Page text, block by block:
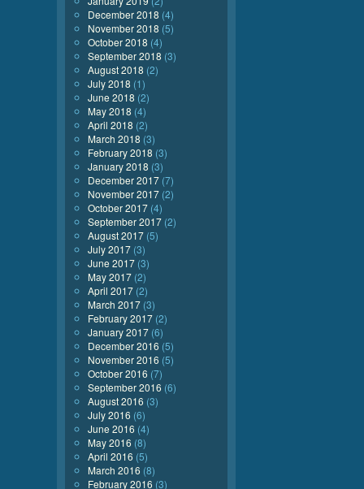
December 2018 (4)
November 2018 (5)
October 2018 (4)
September 2018 (3)
August 2018 (2)
July 2018 (1)
June 2018 (2)
May 2018 (4)
April 2018 (2)
March 2018 (3)
February 2018 (3)
January 2018 (3)
December 2017 (7)
November 2017 (2)
October 2017 (4)
September 2017 (2)
August 2017 (5)
July 2017 (3)
June 2017 (3)
May 2017 (2)
April 2017 (2)
March 2017 (3)
February 2017 (2)
January 2017 (6)
December 2016 (5)
November 2016 (5)
October 2016 (7)
September 2016 (6)
August 2016 (3)
July 2016 (6)
June 2016 (4)
May 2016 (8)
April 2016 (5)
March 2016 (8)
February 2016 (3)